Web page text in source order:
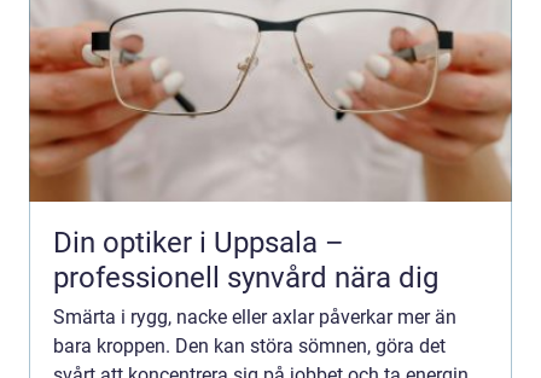
Din optiker i Uppsala –
professionell synvård nära dig
Smärta i rygg, nacke eller axlar påverkar mer än
bara kroppen. Den kan störa sömnen, göra det